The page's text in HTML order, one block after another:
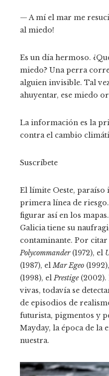
— A mí el mar me
al miedo!
Es un día hermoso.
miedo? Una perra
alguien invisible. Tal
ahuyentar, ese miedo
La información es la
contra el cambio
Suscríbete
El límite Oeste, paraíso
primera línea de
figurar así en los
Galicia tiene su
contaminante. Por citar
Polycommander (1972), el
(1987), elMar Egeo
(1998), elPrestige(2002).
vivas, todavía se
de episodios de
futurista, pigmentos y
Mayday, la época de la
nuestra.